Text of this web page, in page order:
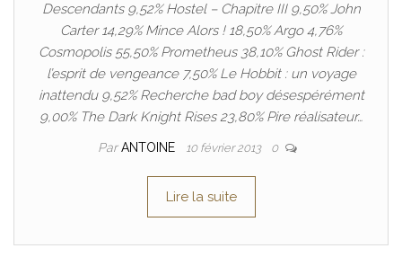
Descendants 9,52% Hostel – Chapitre III 9,50% John
Carter 14,29% Mince Alors ! 18,50% Argo 4,76%
Cosmopolis 55,50% Prometheus 38,10% Ghost Rider :
l’esprit de vengeance 7,50% Le Hobbit : un voyage
inattendu 9,52% Recherche bad boy désespérément
9,00% The Dark Knight Rises 23,80% Pire réalisateur…
ParANTOINE 10 février 2013 0
Lire la suite